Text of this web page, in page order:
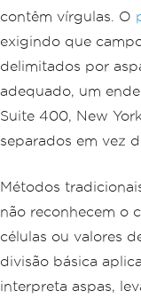
contêm vírgulas. O
exigindo que
delimitados por
adequado, um
Suite 400, New
separados em vez
Métodos
não reconhecem o
células ou valores
divisão básica
interpreta aspas,